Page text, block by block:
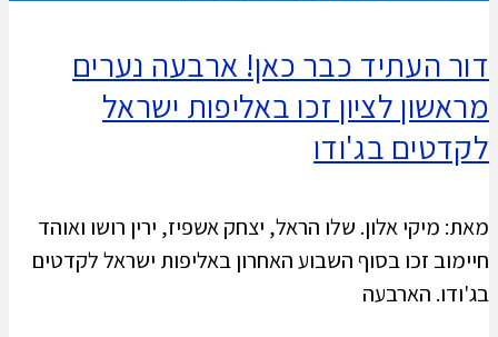
דור העתיד כבר כאן! ארבעה נערים
מראשון לציון זכו באליפות ישראל
לקדטים בג'ודו
מאת: מיקי אלון. שלו הראל, יצחק אשפיז, ירין רושו ואוהד
חיימוב זכו בסוף השבוע האחרון באליפות ישראל לקדטים
בג'ודו. הארבעה